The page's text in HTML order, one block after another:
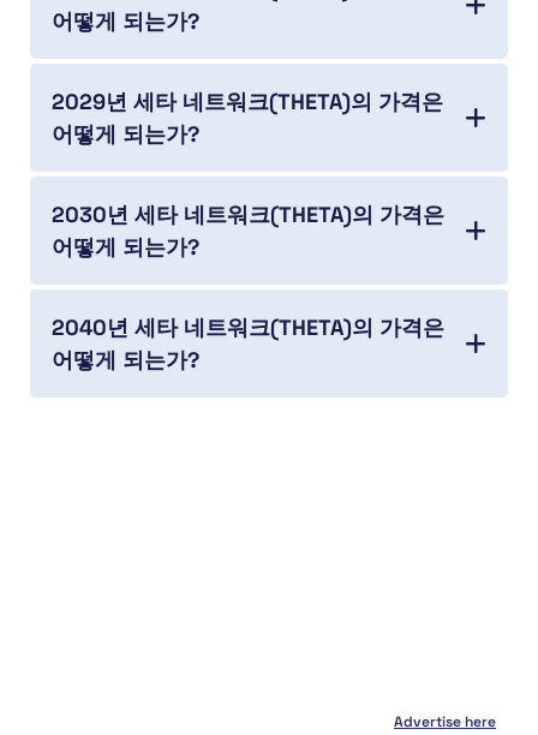
어떻게 되는가?
2029년 세타 네트워크(THETA)의 가격은
어떻게 되는가?
2030년 세타 네트워크(THETA)의 가격은
어떻게 되는가?
2040년 세타 네트워크(THETA)의 가격은
어떻게 되는가?
Advertise here